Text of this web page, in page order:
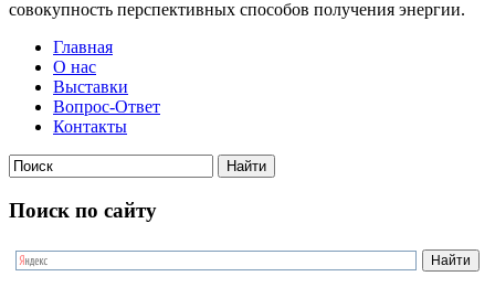
совокупность перспективных способов получения энергии.
Главная
О нас
Выставки
Вопрос-Ответ
Контакты
Поиск по сайту